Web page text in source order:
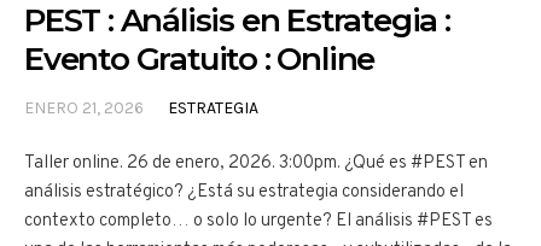
PEST : Análisis en Estrategia :
Evento Gratuito : Online
ENERO 21, 2026 ESTRATEGIA
Taller online. 26 de enero, 2026. 3:00pm. ¿Qué es #PEST en
análisis estratégico? ¿Está su estrategia considerando el
contexto completo… o solo lo urgente? El análisis #PEST es